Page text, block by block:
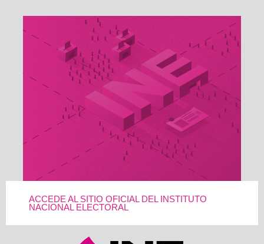
ACCEDE AL SITIO OFICIAL DEL INSTITUTO
NACIONAL ELECTORAL